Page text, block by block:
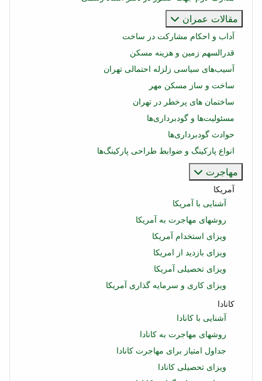
مقالات عمران
آداب و احکام مشارکت در ساخت
قدرالسهم زمین و هزینه مسکن
آسیب‌های سیاسی زلزله احتمالی تهران
ساخت و ساز مسکن مهر
ساختمان‌ های پرخطر در تهران
مسئولیت‌ها و گودبرداری‌ها
حوادث گودبرداری‌ها
انواع پارکینگ و ضوابط طراحی پارکینگ‌ها
مهاجرت
آمریکا
آشنایی با آمریکا
روشهای مهاجرت به آمریکا
ویزای استخدام آمریکا
ویزای بازدید از امریکا
ویزای تحصیلی آمریکا
ویزای کاری و سرمایه گذاری آمریکا
کانادا
آشنایی با کانادا
روشهای مهاجرت به کانادا
جداول امتیاز برای مهاجرت کانادا
ویزای تحصیلی کانادا